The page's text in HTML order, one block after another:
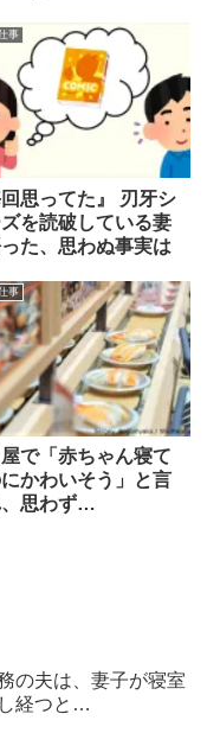
事
回思ってた』 刃牙シ
ズを読破している妻
た、思わぬ事実は
事
で「赤ちゃん寝て
かわいそう」と言
思わず…
の夫は、妻子が寝室
経つと…